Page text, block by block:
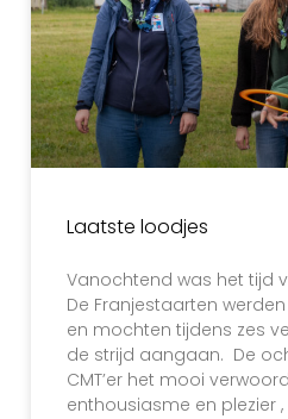
Laatste loodjes
Vanochtend was het tijd
De Franjestaarten
en mochten tijdens zes
de strijd aangaan. De
CMT’er het mooi
enthousiasme en plezier ,